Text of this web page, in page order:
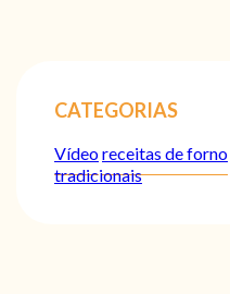
CATEGORIAS
Vídeoreceitas de forno
tradicionais